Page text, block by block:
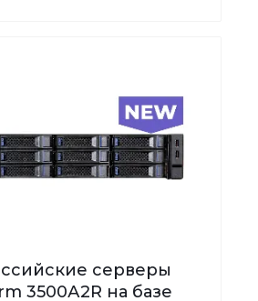
серверы
3500А2R на базе